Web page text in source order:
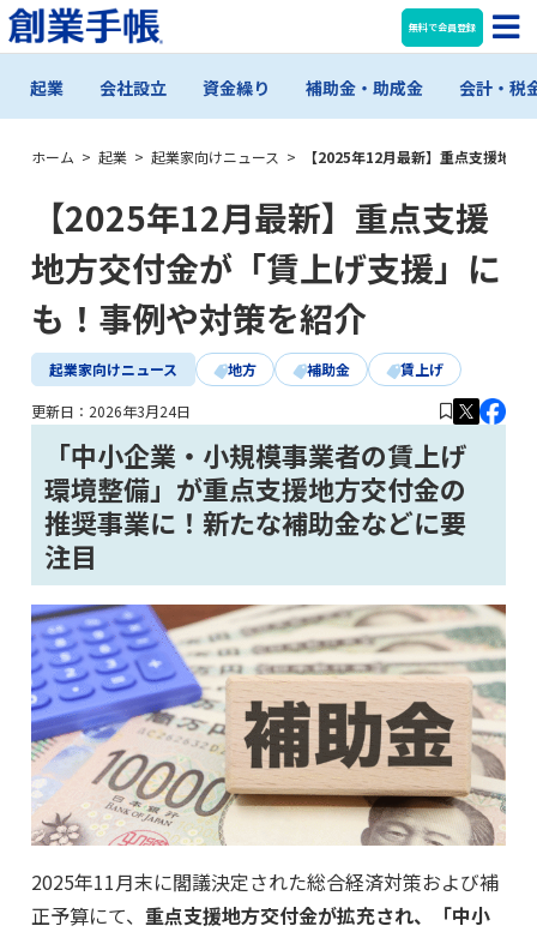
無料で会員登録
起業 会社設立 資金繰り 補助金・助成金 会計・税
ホーム > 起業 > 起業家向けニュース > 【2025年12月最新】重点支援地
【2025年12月最新】重点支援
地方交付金が「賃上げ支援」に
も！事例や対策を紹介
起業家向けニュース 地方 補助金 賃上げ
更新日： 2026年3月24日
「中小企業・小規模事業者の賃上げ
環境整備」が重点支援地方交付金の
推奨事業に！新たな補助金などに要
注目
2025年11月末に閣議決定された総合経済対策および補
正予算にて、 重点支援地方交付金が拡充され、「中小